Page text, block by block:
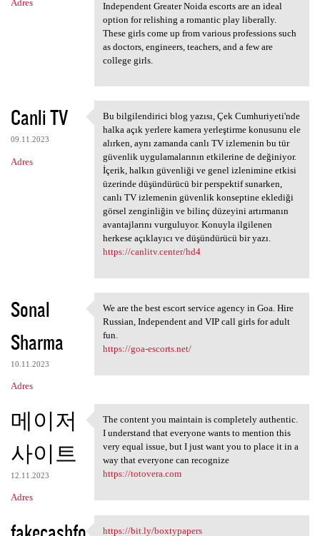
Adres
Independent Greater Noida escorts are an ideal
option for relishing a romantic play liberally.
These girls come up from various professions such
as doctors, engineers, teachers, and a few are
college girls.
Canli TV
09.11.2023
Adres
Bu bilgilendirici blog yazısı
Bu bilgilendirici blog yazısı, Çek Cumhuriyeti'nde
halka açık yerlere kamera yerleştirme konusunu ele
alırken, aynı zamanda canlı TV izlemenin bu tür
güvenlik uygulamalarının etkilerine de değiniyor.
İçerik, halkın güvenliği ve genel izlenimine etkisi
üzerinde düşündürücü bir perspektif sunarken,
canlı TV izlemenin güvenlik konseptine eklediği
görsel zenginliğin ve bilinç düzeyini artırmanın
avantajlarını vurguluyor. Konuyla ilgilenen
herkese açıklayıcı ve düşündürücü bir yazı.
https://canlitv.center/hd4
Sonal
Sharma
10.11.2023
Adres
We are the best escort
We are the best escort service agency in Goa. Hire
Russian, Independent and VIP call girls for adult
fun.
https://goa-escorts.net/
메이저
사이트
12.11.2023
Adres
The content you maintain is
The content you maintain is completely authentic.
I understand that everyone wants to mention this
very equal issue, but I just want you to place it in a
way that everyone can recognize
https://totovera.com
https://bit.ly/boxtypapers